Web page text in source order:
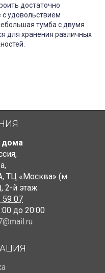
достаточно
удовольствием
тумба с двумя
для хранения различных
дома
,
,
ТЦ «Москва» (м.
, 2-й этаж
59 07
до 20:00